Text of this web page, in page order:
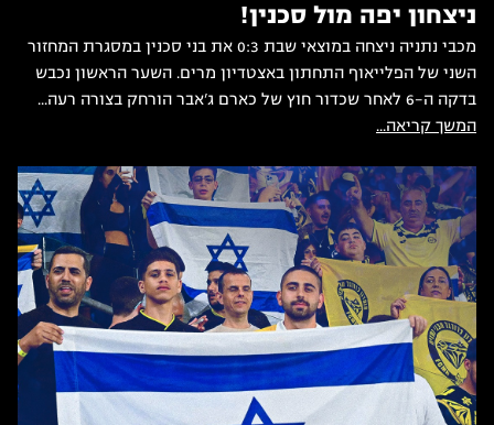
ניצחון יפה מול סכנין!
מכבי נתניה ניצחה במוצאי שבת 0:3 את בני סכנין במסגרת המחזור
השני של הפלייאוף התחתון באצטדיון מרים. השער הראשון נכבש
בדקה ה-6 לאחר שכדור חוץ של כארם ג'אבר הורחק בצורה רעה...
המשך קריאה...